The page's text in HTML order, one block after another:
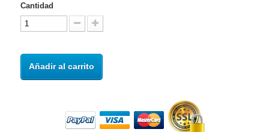
Cantidad
Añadir al carrito